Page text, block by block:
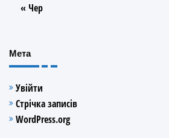
« Чер
Мета
Увійти
Стрічка записів
WordPress.org